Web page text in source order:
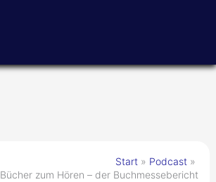
Start
Podcast
Bücher zum Hören – der Buchmessebericht